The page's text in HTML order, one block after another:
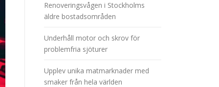
Renoveringsvågen i Stockholms
äldre bostadsområden
Underhåll motor och skrov för
problemfria sjöturer
Upplev unika matmarknader med
smaker från hela världen